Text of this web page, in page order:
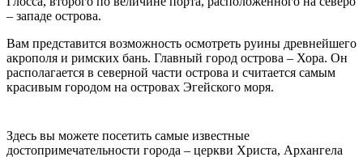
– западе острова.
Вам представится возможность осмотреть руины древнейшего
акрополя и римских бань. Главный город острова – Хора. Он
располагается в северной части острова и считается самым
красивым городом на островах Эгейского моря.
Здесь вы можете посетить самые известные
достопримечательности города – церкви Христа, Архангела